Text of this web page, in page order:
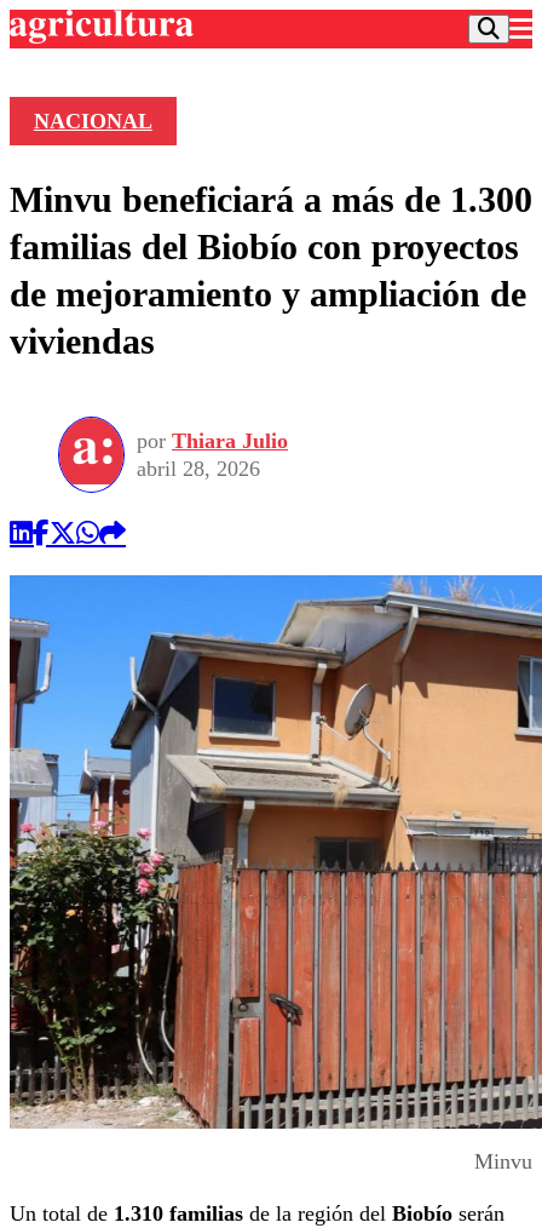
Frecuencias
Agricultura TV
Deportes
Colo Colo
Motor
Torneo Internacional
Torneo Nacional
Entretención
Internacional
Nacional
Vida Social
Programas
Comercial
NACIONAL
Minvu beneficiará a más de 1.300
familias del Biobío con proyectos
de mejoramiento y ampliación de
viviendas
por Thiara Julio
abril 28, 2026
Minvu
Un total de 1.310 familias de la región del Biobío serán